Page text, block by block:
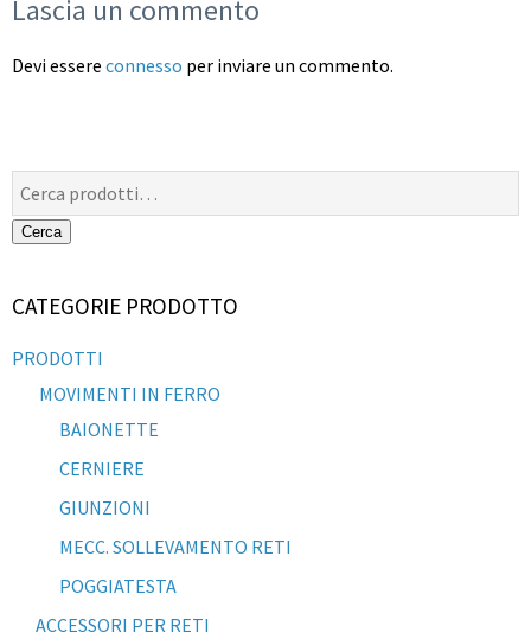
Lascia un commento
Devi essere connesso per inviare un commento.
Cerca:
Cerca
CATEGORIE PRODOTTO
PRODOTTI
MOVIMENTI IN FERRO
BAIONETTE
CERNIERE
GIUNZIONI
MECC. SOLLEVAMENTO RETI
POGGIATESTA
ACCESSORI PER RETI